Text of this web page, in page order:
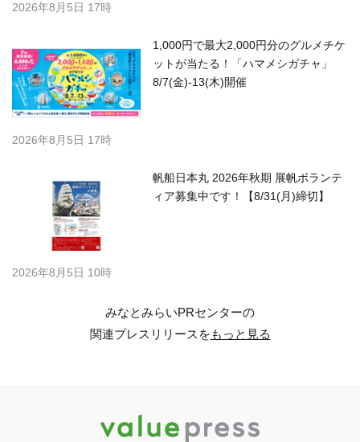
2026年8月5日 17時
1,000円で最大2,000円分のグルメチケ
ットが当たる！「ハマメシガチャ」
8/7(金)-13(木)開催
2026年8月5日 17時
帆船日本丸 2026年秋期 展帆ボランテ
ィア募集中です！【8/31(月)締切】
2026年8月5日 10時
みなとみらいPRセンターの
関連プレスリリースをもっと見る